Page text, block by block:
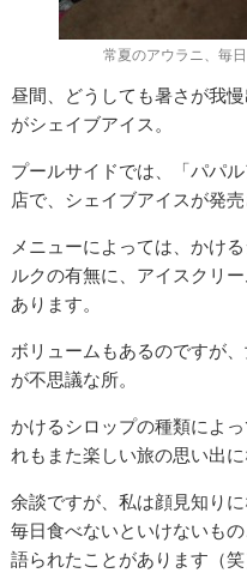
常夏のアウラニ、毎
昼間、どうしても暑さが我
がシェイブアイス。
プールサイドでは、「パパ
店で、シェイブアイスが発売
メニューによっては、かけ
ルクの有無に、アイスクリ
あります。
ボリュームもあるのですが
が不思議な所。
かけるシロップの種類によ
れもまた楽しい旅の思い出に
余談ですが、私は顔見知り
毎日食べないといけないも
語られたことがあります（笑